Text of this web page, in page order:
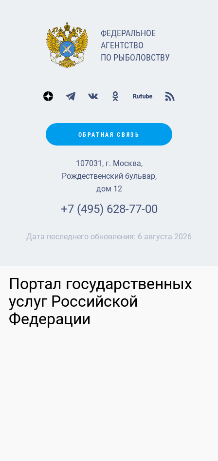
ФЕДЕРАЛЬНОЕ
АГЕНТСТВО
ПО РЫБОЛОВСТВУ
ОБРАТНАЯ СВЯЗЬ
107031, г. Москва,
Рождественский бульвар,
дом 12
+7 (495) 628-77-00
Дата последнего обновления: 6 августа 2026
Портал государственных
услуг Российской
Федерации